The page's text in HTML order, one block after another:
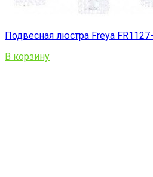
Подвесная люстра Freya
В корзину